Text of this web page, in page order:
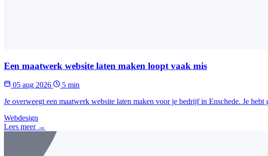
Een maatwerk website laten maken loopt vaak mis
05 aug 2026
5 min
Je overweegt een maatwerk website laten maken voor je bedrijf in Enschede. Je hebt
Webdesign
Lees meer →